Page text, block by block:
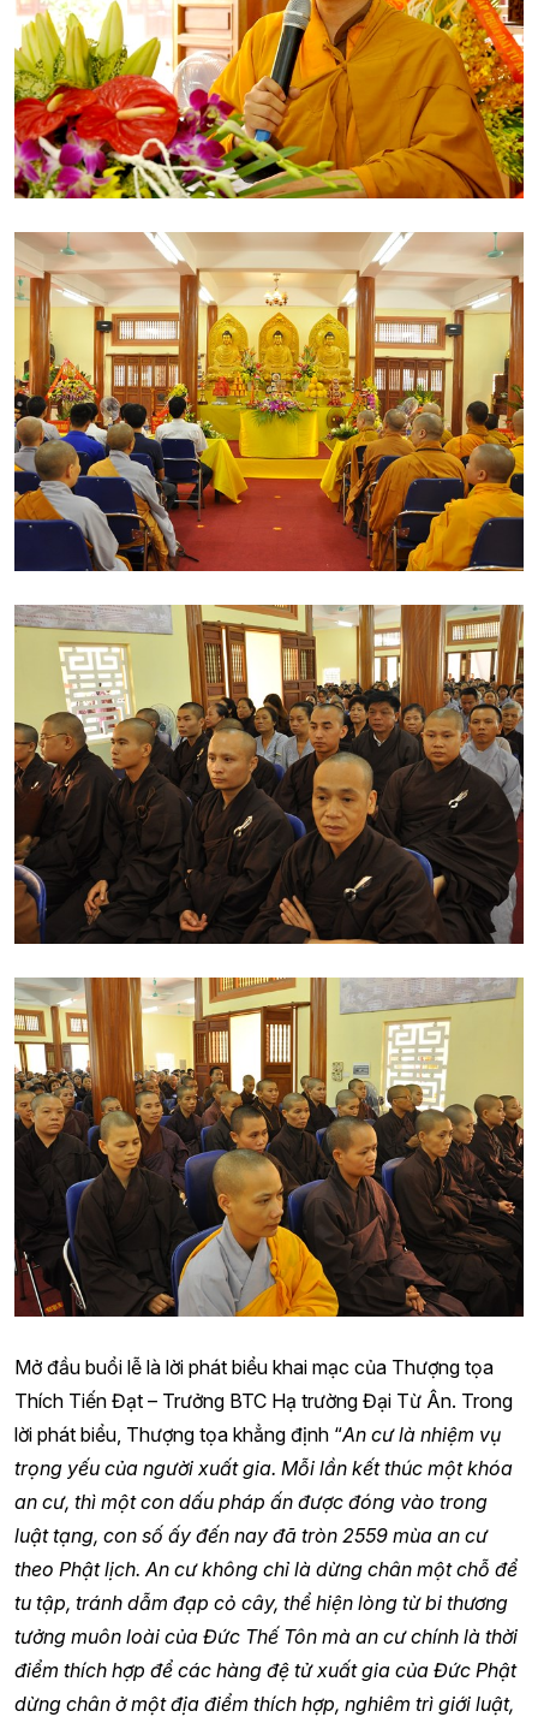
Mở đầu buổi lễ là lời phát biểu khai mạc của Thượng tọa
Thích Tiến Đạt – Trưởng BTC Hạ trường Đại Từ Ân. Trong
lời phát biểu, Thượng tọa khẳng định “An cư là nhiệm vụ
trọng yếu của người xuất gia. Mỗi lần kết thúc một khóa
an cư, thì một con dấu pháp ấn được đóng vào trong
luật tạng, con số ấy đến nay đã tròn 2559 mùa an cư
theo Phật lịch. An cư không chỉ là dừng chân một chỗ để
tu tập, tránh dẫm đạp cỏ cây, thể hiện lòng từ bi thương
tưởng muôn loài của Đức Thế Tôn mà an cư chính là thời
điểm thích hợp để các hàng đệ tử xuất gia của Đức Phật
dừng chân ở một địa điểm thích hợp, nghiêm trì giới luật,